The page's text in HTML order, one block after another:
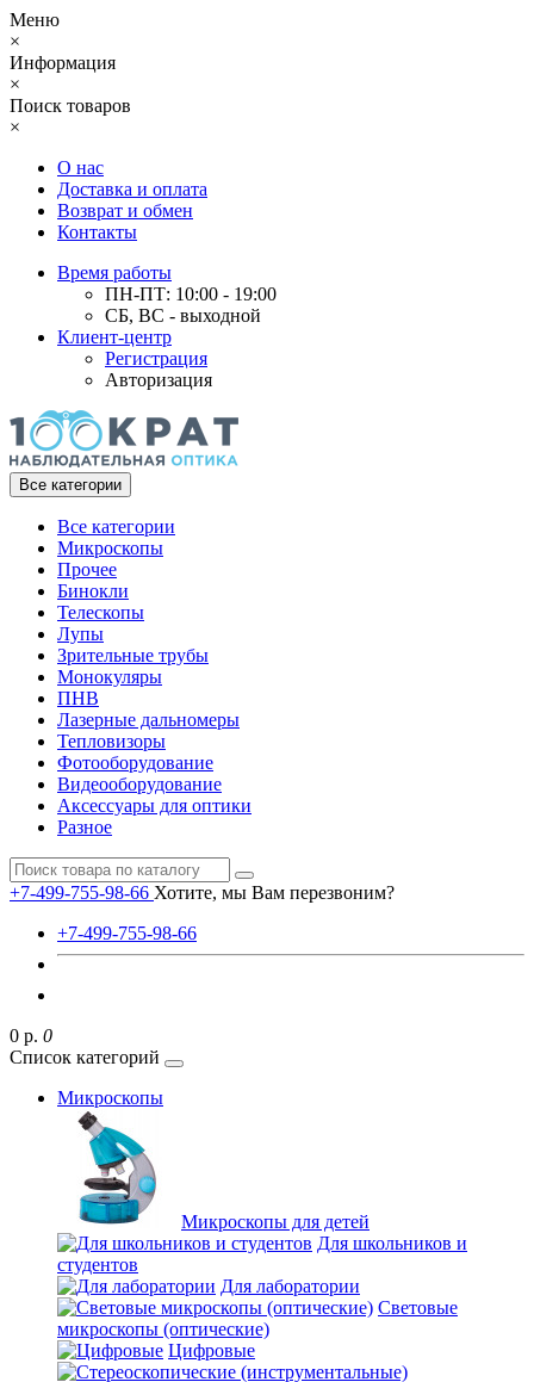
Меню
×
Информация
×
Поиск товаров
×
О нас
Доставка и оплата
Возврат и обмен
Контакты
Время работы
ПН-ПТ: 10:00 - 19:00
СБ, ВС - выходной
Клиент-центр
Регистрация
Авторизация
Все категории
Все категории
Микроскопы
Прочее
Бинокли
Телескопы
Лупы
Зрительные трубы
Монокуляры
ПНВ
Лазерные дальномеры
Тепловизоры
Фотооборудование
Видеооборудование
Аксессуары для оптики
Разное
+7-499-755-98-66 Хотите, мы Вам перезвоним?
+7-499-755-98-66
0 р. 0
Список категорий
Микроскопы
Микроскопы для детей
Для школьников и
студентов
Для лаборатории
Световые
микроскопы (оптические)
Цифровые